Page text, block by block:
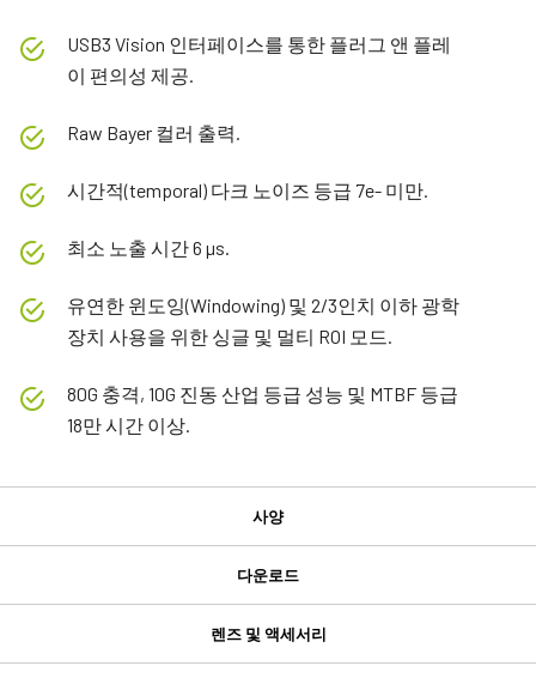
USB3 Vision 인터페이스를 통한 플러그 앤 플레
이 편의성 제공.
Raw Bayer 컬러 출력.
시간적(temporal) 다크 노이즈 등급 7e- 미만.
최소 노출 시간 6 µs.
유연한 윈도잉(Windowing) 및 2/3인치 이하 광학
장치 사용을 위한 싱글 및 멀티 ROI 모드.
80G 충격, 10G 진동 산업 등급 성능 및 MTBF 등급
18만 시간 이상.
사양
다운로드
렌즈 및 액세서리